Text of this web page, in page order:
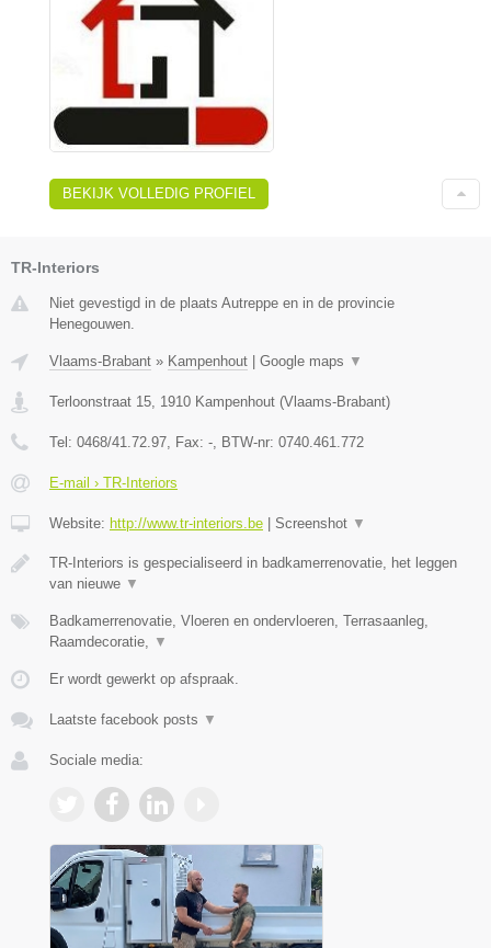
BEKIJK VOLLEDIG PROFIEL
TR-Interiors
Niet gevestigd in de plaats Autreppe en in de provincie
Henegouwen.
Vlaams-Brabant » Kampenhout Google maps ▼
Terloonstraat 15, 1910 Kampenhout (Vlaams-Brabant)
Tel: 0468/41.72.97, Fax: -, BTW-nr: 0740.461.772
E-mail › TR-Interiors
Website: http://www.tr-interiors.be Screenshot ▼
TR-Interiors is gespecialiseerd in badkamerrenovatie, het leggen
van nieuwe ▼
Badkamerrenovatie, Vloeren en ondervloeren, Terrasaanleg,
Raamdecoratie, ▼
Er wordt gewerkt op afspraak.
Laatste facebook posts ▼
Sociale media: